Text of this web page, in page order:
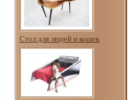
Стол для людей и кошек